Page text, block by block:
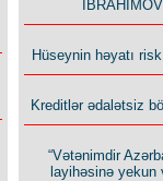
Hüseynin həyatı risk
Kreditlər ədalətsiz
“Vətənimdir
layihəsinə yekun